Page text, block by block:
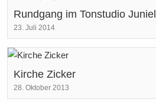
Rundgang im Tonstudio Juniel
23. Juli 2014
Kirche Zicker
28. Oktober 2013